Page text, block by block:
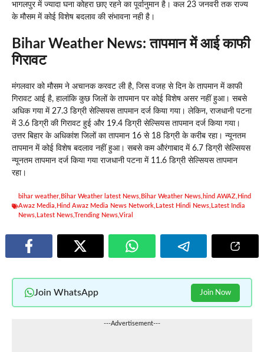
भागलपुर में ज्यादा घना कोहरा छाए रहने का पूर्वानुमान है। कल 23 जनवरी तक राज्य
के मौसम में कोई विशेष बदलाव की संभावना नही है।
Bihar Weather News: तापमान में आई काफी
गिरावट
मंगलवार को मौसम ने अचानक करवट ली है, जिस वजह से दिन के तापमान में काफी
गिरावट आई है, हालांकि कुछ जिलों के तापमान पर कोई विशेष असर नहीं हुआ। सबसे
अधिक गया में 27.3 डिग्री सेल्सियस तापमान दर्ज किया गया। लेकिन, राजधानी पटना
में 3.6 डिग्री की गिरावट हुई और 19.4 डिग्री सेल्सियस तापमान दर्ज किया गया।
उत्तर बिहार के अधिकांश जिलों का तापमान 16 से 18 डिग्री के करीब रहा। न्यूनतम
तापमान में कोई विशेष बदलाव नहीं हुआ। सबसे कम औरंगाबाद में 6.7 डिग्री सेल्सियस
न्यूनतम तापमान दर्ज किया गया राजधानी पटना में 11.6 डिग्री सेल्सियस तापमान
रहा।
bihar weather Bihar Weather latest News Bihar Weather News hind AWAZ Hind
Awaz Media Hind Awaz Media News Network Latest Hindi News Latest India
News Latest NewsTrending NewsViral
Join WhatsApp Join Now
---Advertisement---